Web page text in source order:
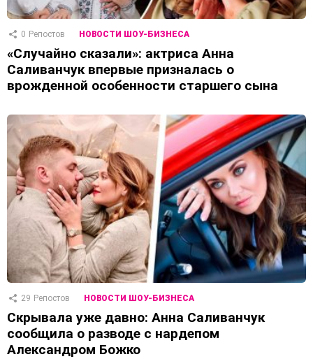
0 Репостов НОВОСТИ ШОУ-БИЗНЕСА
«Случайно сказали»: актриса Анна
Саливанчук впервые призналась о
врожденной особенности старшего сына
29 Репостов НОВОСТИ ШОУ-БИЗНЕСА
Скрывала уже давно: Анна Саливанчук
сообщила о разводе с нардепом
Александром Божко